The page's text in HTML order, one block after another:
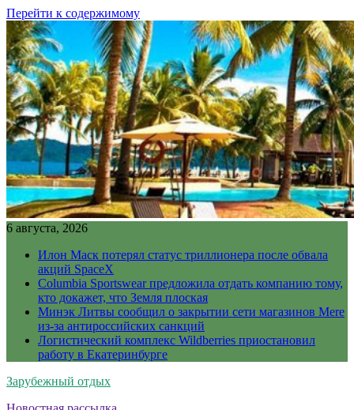
Перейти к содержимому
6 августа, 2026
Илон Маск потерял статус триллионера после обвала
акций SpaceX
Columbia Sportswear предложила отдать компанию тому,
кто докажет, что Земля плоская
Минэк Литвы сообщил о закрытии сети магазинов Mere
из-за антироссийских санкций
Логистический комплекс Wildberries приостановил
работу в Екатеринбурге
Зарубежный отдых